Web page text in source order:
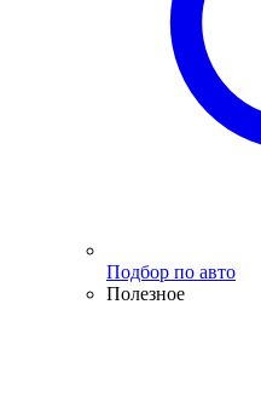
Подбор по авто
Полезное